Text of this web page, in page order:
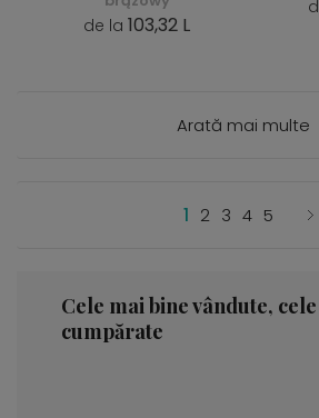
de la 103,32 L
Arată mai multe
1 2 3 4 5
Cele mai bine vândute,
cumpărate